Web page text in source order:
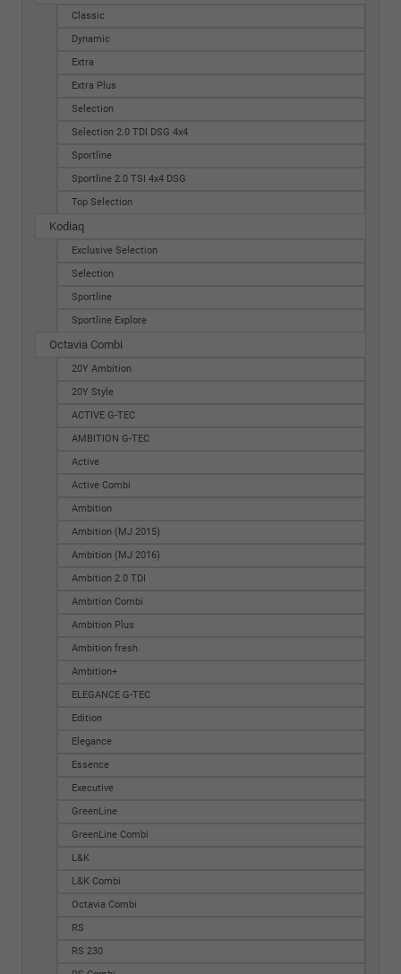
Classic
Dynamic
Extra
Extra Plus
Selection
Selection 2.0 TDI DSG 4x4
Sportline
Sportline 2.0 TSI 4x4 DSG
Top Selection
Kodiaq
Exclusive Selection
Selection
Sportline
Sportline Explore
Octavia Combi
20Y Ambition
20Y Style
ACTIVE G-TEC
AMBITION G-TEC
Active
Active Combi
Ambition
Ambition (MJ 2015)
Ambition (MJ 2016)
Ambition 2.0 TDI
Ambition Combi
Ambition Plus
Ambition fresh
Ambition+
ELEGANCE G-TEC
Edition
Elegance
Essence
Executive
GreenLine
GreenLine Combi
L&K
L&K Combi
Octavia Combi
RS
RS 230